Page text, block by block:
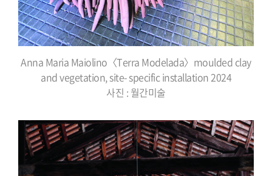
Anna Maria Maiolino〈Terra Modelada〉moulded clay
and vegetation, site- specific installation 2024
사진 : 월간미술